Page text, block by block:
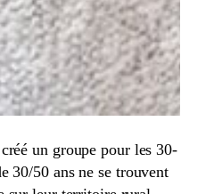
un groupe pour les 30-
30/50 ans ne se trouvent